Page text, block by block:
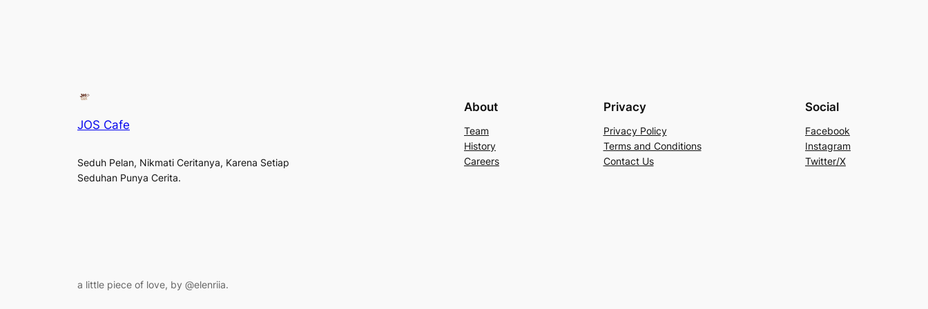
JOS Cafe
Seduh Pelan, Nikmati Ceritanya, Karena Setiap
Seduhan Punya Cerita.
About
Team
History
Careers
Privacy
Privacy Policy
Terms and Conditions
Contact Us
Social
Facebook
Instagram
Twitter/X
a little piece of love, by @elenriia.